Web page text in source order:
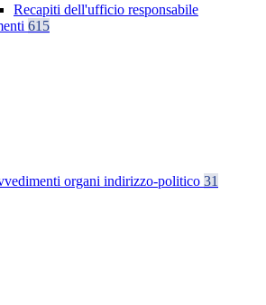
Recapiti dell'ufficio responsabile
615
organi indirizzo-politico 31